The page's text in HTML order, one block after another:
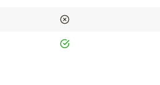
nie
tak